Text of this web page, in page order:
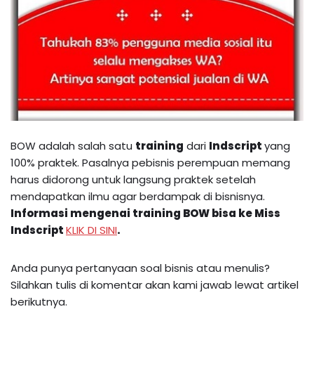
BOW adalah salah satu training dari Indscriptyang
100% praktek. Pasalnya pebisnis perempuan memang
harus didorong untuk langsung praktek setelah
mendapatkan ilmu agar berdampak di bisnisnya.
Informasi mengenai training BOWbisa ke Miss
IndscriptKLIK DI SINI.
Anda punya pertanyaan soal bisnis atau menulis?
Silahkan tulis di komentar akan kami jawab lewat artikel
berikutnya.